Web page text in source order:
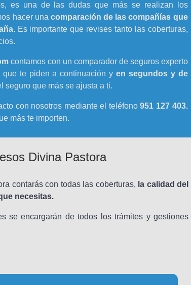
es una de las dudas que más se realizan los
hacer una comparación de las compañías que
. Es importante que revises tanto las coberturas,
contamos con un comparador de seguros experto
que te piden a continuación yen segundos y de
seguro que más se ajusta a ti.
con nosotros mediante el teléfono951 127 403.
más te importen.
Divina Pastora
contarás con todas las coberturas, la calidad del
necesitas.
se encargarán de todos los trámites y gestiones